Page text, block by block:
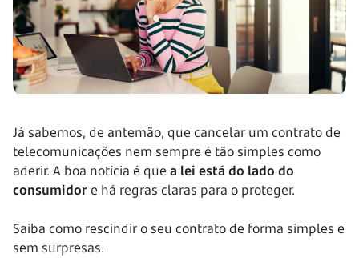
Já sabemos, de antemão, que cancelar um contrato de
telecomunicações nem sempre é tão simples como
aderir. A boa notícia é que a lei está do lado do
consumidore há regras claras para o proteger.
Saiba como rescindir o seu contrato de forma simples e
sem surpresas.